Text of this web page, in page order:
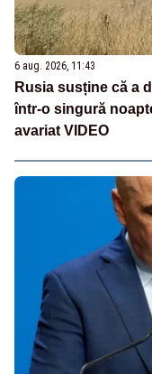
6 aug. 2026, 11:43
Rusia susține că a
într-o singură
avariat VIDEO